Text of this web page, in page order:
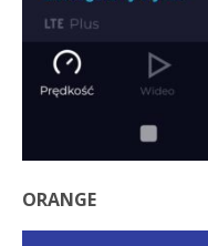
ORANGE